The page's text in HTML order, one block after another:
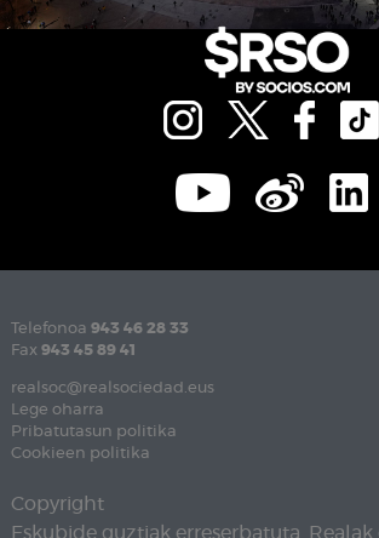
Telefonoa 943 46 28 33
Fax 943 45 89 41
realsoc@realsociedad.eus
Lege oharra
Pribatutasun politika
Cookieen politika
Copyright
Eskubide guztiak erreserbatuta.